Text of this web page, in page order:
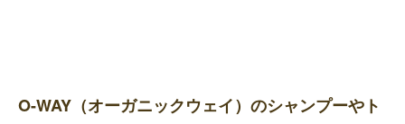
O-WAY（オーガニックウェイ）のシャンプーやト